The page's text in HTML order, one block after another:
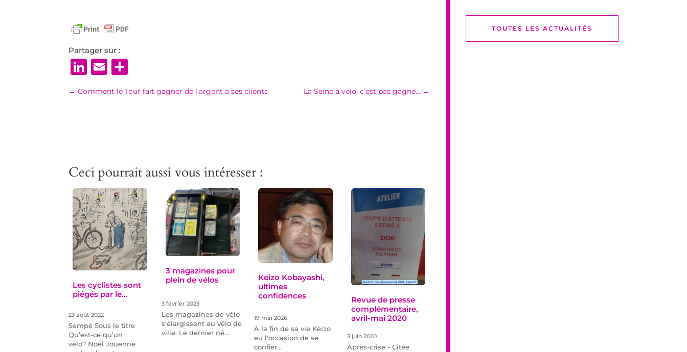
Partager sur :
LinkedIn
Email
←Comment le Tour fait gagner de l'argent à ses clients La Seine à vélo, c’est pas gagné... →
Ceci pourrait aussi vous intéresser :
Les cyclistes sont
piégés par le…
23 août 2022
Sempé Sous le titre
Qu’est-ce qu’un
vélo? Noël Jouenne
3 magazines pour
plein de vélos
3 février 2023
Les magazines de vélo
s'élargissent au vélo de
ville. Le dernier né…
Keizo Kobayashi,
ultimes
confidences
19 mai 2026
A la fin de sa vie Keizo
eu l'occasion de se
confier…
Revue de presse
complémentaire,
avril-mai 2020
3 juin 2020
Après-crise - Citée
TOUTES LES ACTUALITÉS